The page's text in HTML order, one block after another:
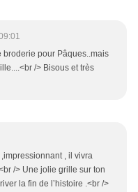
broderie pour Pâques..mais
/> Bisous et très
, il vivra
/> Une jolie grille sur ton
la fin de l’histoire .<br />